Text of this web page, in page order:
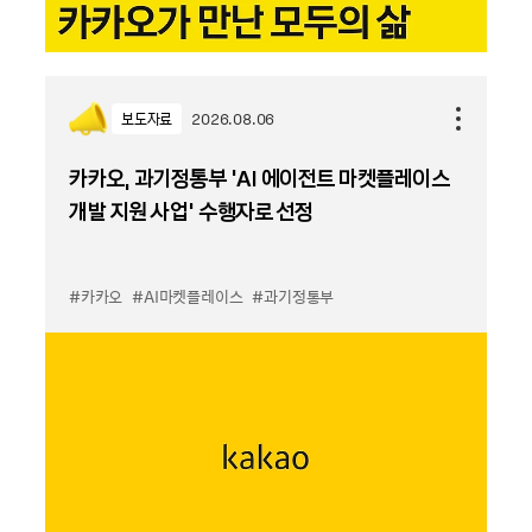
보도자료 2026.08.06
카카오, 과기정통부 ‘AI 에이전트 마켓플레이스
개발 지원 사업’ 수행자로 선정
#카카오 #AI마켓플레이스 #과기정통부